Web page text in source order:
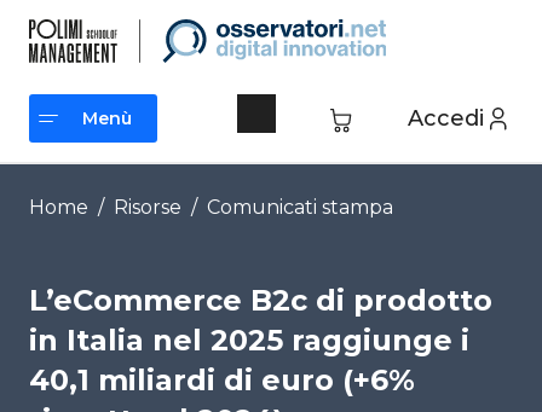
contenuto
Accedi
Menù
Menù
Home / Risorse / Comunicati stampa
L’eCommerce B2c di prodotto
in Italia nel 2025 raggiunge i
40,1 miliardi di euro (+6%